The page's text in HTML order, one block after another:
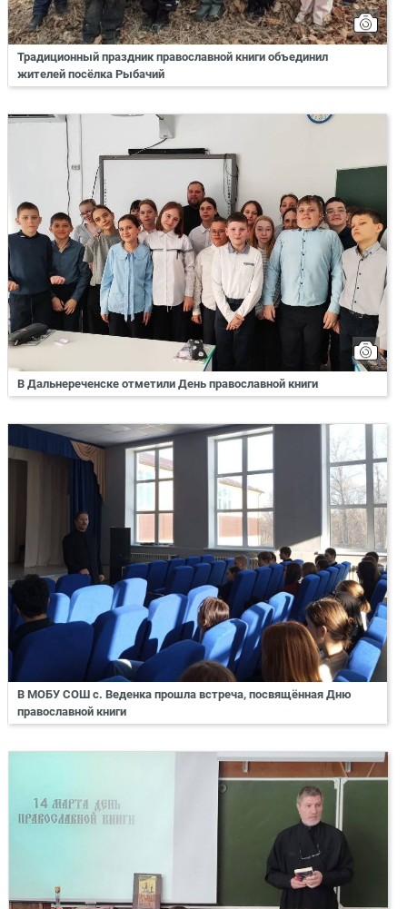
Традиционный праздник православной книги объединил
жителей посёлка Рыбачий
В Дальнереченске отметили День православной книги
В МОБУ СОШ с. Веденка прошла встреча, посвящённая Дню
православной книги